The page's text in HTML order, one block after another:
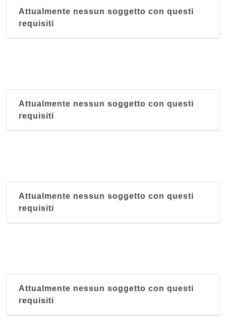
Attualmente nessun soggetto con questi
requisiti
Attualmente nessun soggetto con questi
requisiti
Attualmente nessun soggetto con questi
requisiti
Attualmente nessun soggetto con questi
requisiti